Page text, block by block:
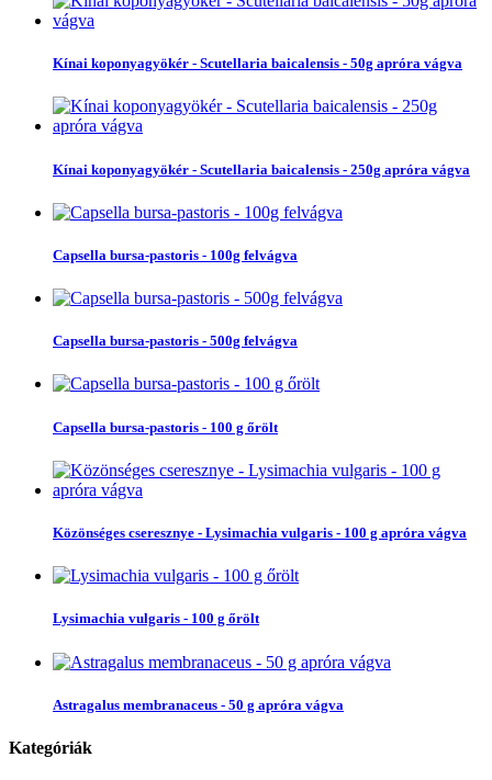
Kínai koponyagyökér - Scutellaria baicalensis - 50g apróra vágva
Kínai koponyagyökér - Scutellaria baicalensis - 250g apróra vágva
Capsella bursa-pastoris - 100g felvágva
Capsella bursa-pastoris - 500g felvágva
Capsella bursa-pastoris - 100 g őrölt
Közönséges cseresznye - Lysimachia vulgaris - 100 g apróra vágva
Lysimachia vulgaris - 100 g őrölt
Astragalus membranaceus - 50 g apróra vágva
Kategóriák